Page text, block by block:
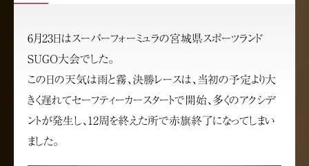
6月23日はスーパーフォーミュラの宮城県スポーツランド
SUGO大会でした。
この日の天気は雨と霧、決勝レースは、当初の予定より大
きく遅れてセーフティーカースタートで開始、多くのアクシデ
ントが発生し、12周を終えた所で赤旗終了になってしまい
ました。